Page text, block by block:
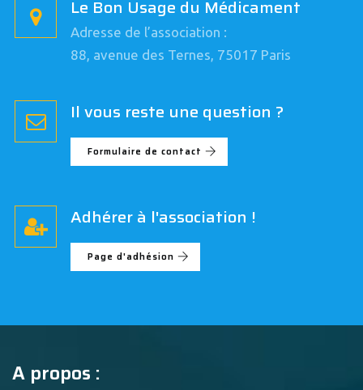
Le Bon Usage du Médicament
Adresse de l’association :
88, avenue des Ternes, 75017 Paris
Il vous reste une question ?
Formulaire de contact
Adhérer à l'association !
Page d'adhésion
A propos :